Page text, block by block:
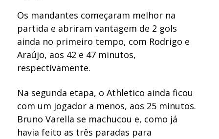
Os mandantes começaram melhor na
partida e abriram vantagem de 2 gols
ainda no primeiro tempo, com Rodrigo e
Araújo, aos 42 e 47 minutos,
respectivamente.
Na segunda etapa, o Athletico ainda ficou
com um jogador a menos, aos 25 minutos.
Bruno Varella se machucou e, como já
havia feito as três paradas para